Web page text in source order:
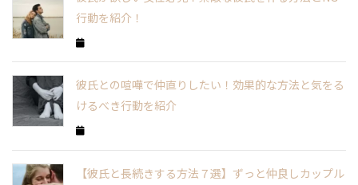
行動を紹介！
彼氏との喧嘩で仲直りしたい！効果的な方法と気をる
けるべき行動を紹介
【彼氏と長続きする方法７選】ずっと仲良しカップル